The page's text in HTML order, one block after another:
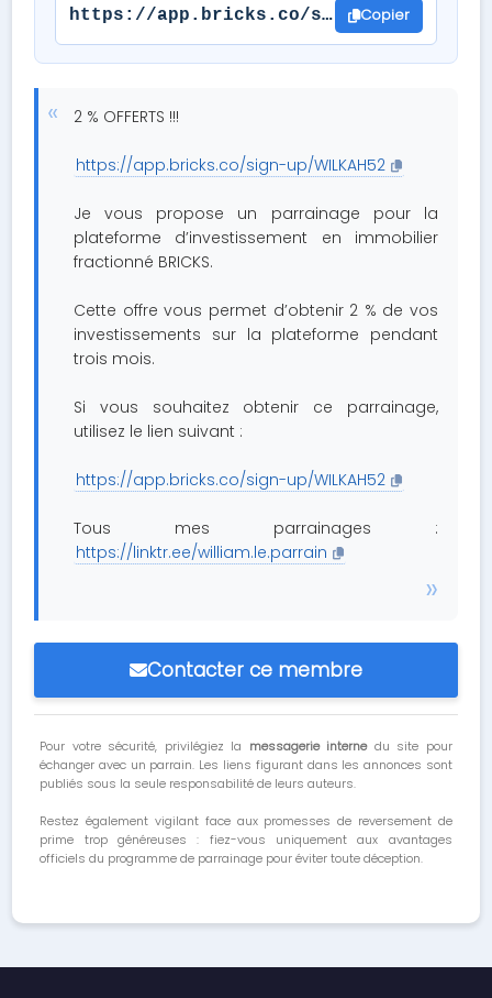
https://app.bricks.co/sign-up/WILKAH52
Copier
2 % OFFERTS !!!
https://app.bricks.co/sign-up/WILKAH52
Je vous propose un parrainage pour la
plateforme d’investissement en immobilier
fractionné BRICKS.
Cette offre vous permet d’obtenir 2 % de vos
investissements sur la plateforme pendant
trois mois.
Si vous souhaitez obtenir ce parrainage,
utilisez le lien suivant :
https://app.bricks.co/sign-up/WILKAH52
Tous mes parrainages :
https://linktr.ee/william.le.parrain
Contacter ce membre
Pour votre sécurité, privilégiez la messagerie internedu site pour
échanger avec un parrain. Les liens figurant dans les annonces sont
publiés sous la seule responsabilité de leurs auteurs.
Restez également vigilant face aux promesses de reversement de
prime trop généreuses : fiez-vous uniquement aux avantages
officiels du programme de parrainage pour éviter toute déception.